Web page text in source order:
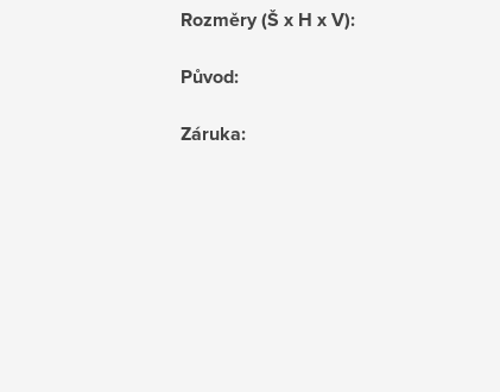
Rozměry (Š x H x V):
Původ:
Záruka: